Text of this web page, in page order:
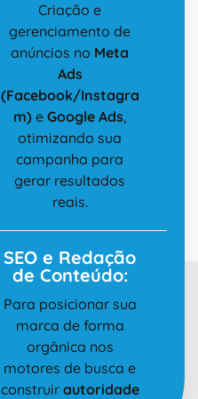
Criação e
gerenciamento de
anúncios no Meta
Ads
(Facebook/Instagra
m)e Google Ads,
otimizando sua
campanha para
gerar resultados
reais.
SEO e Redação
de Conteúdo:
Para posicionar sua
marca de forma
orgânica nos
motores de busca e
construir autoridade